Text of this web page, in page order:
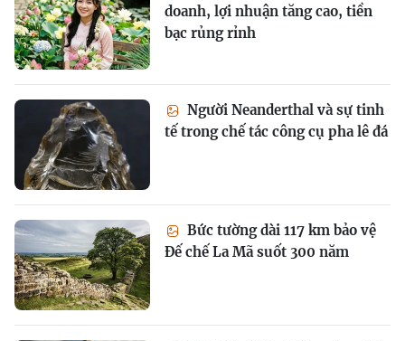
doanh, lợi nhuận tăng cao, tiền
bạc rủng rỉnh
Người Neanderthal và sự tinh
tế trong chế tác công cụ pha lê đá
Bức tường dài 117 km bảo vệ
Đế chế La Mã suốt 300 năm